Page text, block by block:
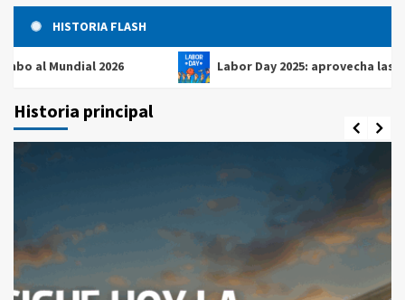
HISTORIA FLASH
2026 Labor Day 2025: aprovecha las
Historia principal